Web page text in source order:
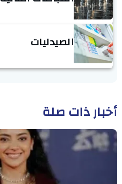
الصيدليات
أخبار ذات صلة